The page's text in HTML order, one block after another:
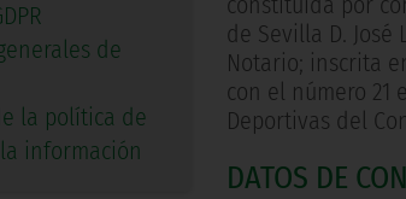
de
la política de
información
de Sevilla D.
Notario; inscrita
con el número 21
Deportivas del
DATOS DE